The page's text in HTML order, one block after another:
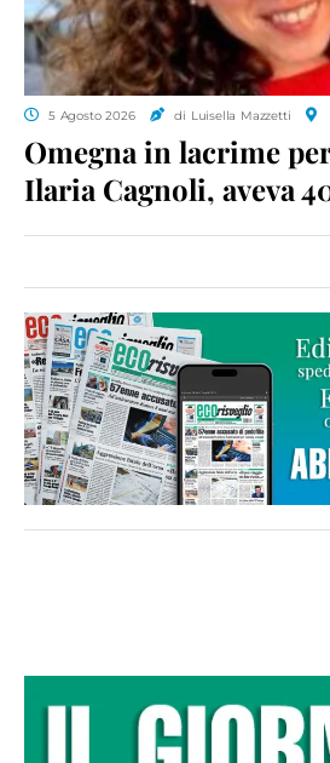
5 Agosto 2026 di Luisella Mazzetti
Omegna in lacrime
Ilaria Cagnoli, aveva